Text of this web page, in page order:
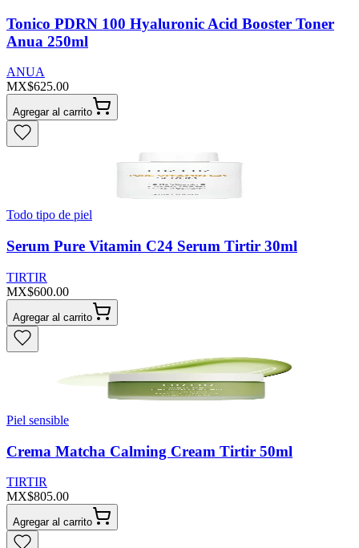
Tonico PDRN 100 Hyaluronic Acid Booster Toner
Anua 250ml
ANUA
MX$625.00
Agregar al carrito
Todo tipo de piel
Serum Pure Vitamin C24 Serum Tirtir 30ml
TIRTIR
MX$600.00
Agregar al carrito
Piel sensible
Crema Matcha Calming Cream Tirtir 50ml
TIRTIR
MX$805.00
Agregar al carrito